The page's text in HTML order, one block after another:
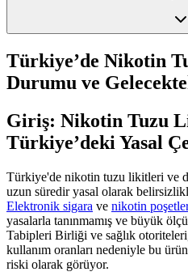
Türkiye’de Nikotin
Durumu ve
Giriş: Nikotin Tuzu
Türkiye’deki Yasal
Türkiye'de nikotin tuzu likitleri ve
uzun süredir yasal olarak
Elektronik sigara ve nikotin
yasalarla tanınmamış ve büyük
Tabipleri Birliği ve sağlık
kullanım oranları nedeniyle bu
riski olarak görüyor.